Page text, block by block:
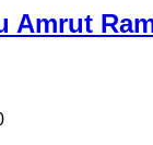
Amrut